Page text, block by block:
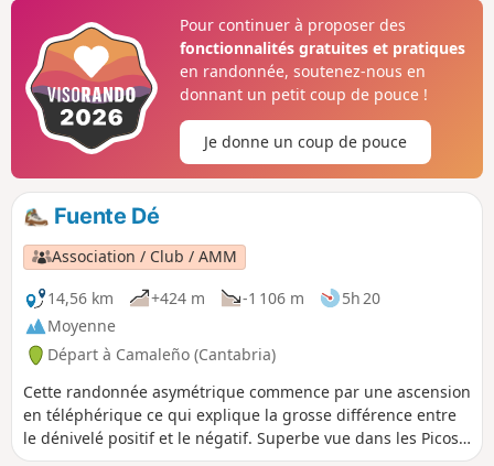
sommet excentré qui offre de beaux
panoramas sur les hauts sommets
(Curavacas, Espiguete, etc) Randonnée
très peu fréquentée, juste chevaux et
vaches en liberté, très peu balisée.
Pour continuer à proposer des
fonctionnalités gratuites et pratiques
en randonnée, soutenez-nous en
donnant un petit coup de pouce !
Je donne un coup de pouce
Fuente Dé
Association / Club / AMM
14,56 km
+424 m -1 106 m
5h 20
Moyenne
Départ à Camaleño (Cantabria)
Cette randonnée asymétrique commence par une ascension
en téléphérique ce qui explique la grosse différence entre
le dénivelé positif et le négatif. Superbe vue dans les Picos
de Europa et de quoi se faire le mollets en descente.